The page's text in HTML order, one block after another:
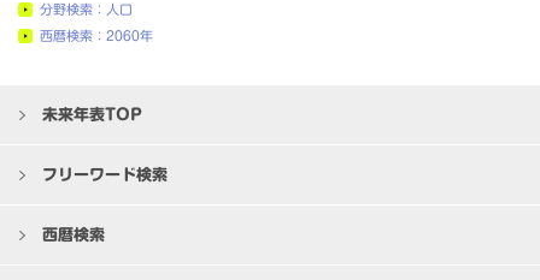
分野検索：人口
西暦検索：2060年
未来年表TOP
フリーワード検索
西暦検索